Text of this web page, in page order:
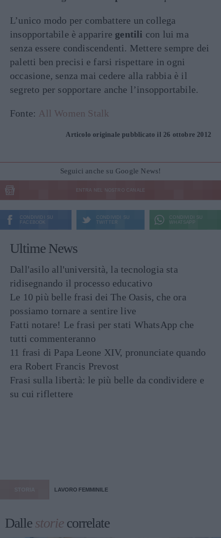
L’unico modo per combattere un collega
insopportabile è apparire gentili con lui ma
senza essere condiscendenti. Mettere sempre dei
paletti ben precisi e farsi rispettare in ogni
occasione, senza mai cedere alla rabbia è il
segreto per sopportare anche l’insopportabile.
Fonte: All Women Stalk
Articolo originale pubblicato il 26 ottobre 2012
Seguici anche su Google News!
ENTRA NEL NOSTRO CANALE
CONDIVIDI SU
FACEBOOK
CONDIVIDI SU
TWITTER
CONDIVIDI SU
WHATSAPP
Ultime News
Dall'asilo all'università, la tecnologia sta
ridisegnando il processo educativo
Le 10 più belle frasi dei The Oasis, che ora
possiamo tornare a sentire live
Fatti notare! Le frasi per stati WhatsApp che
tutti commenteranno
11 frasi di Papa Leone XIV, pronunciate quando
era Robert Francis Prevost
Frasi sulla libertà: le più belle da condividere e
su cui riflettere
LAVORO FEMMINILE
Dallestoriecorrelate